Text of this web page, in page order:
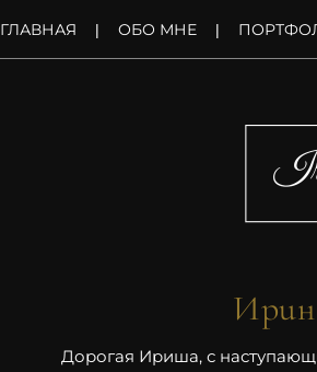
ГЛАВНАЯ ОБО МНЕ
Дорогая Ириша, с